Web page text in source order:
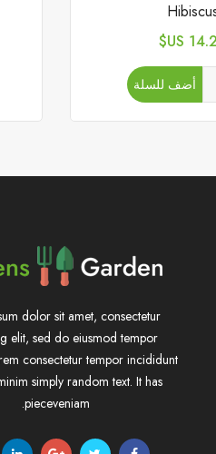
14.28
أضف للسلة
dolor sit amet, consectetur
elit, sed do eiusmod tempor
consectetur tempor incididunt
simply random text. It has
pieceveniam.